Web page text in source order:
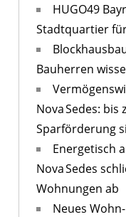
HUGO49
Stadtquartier
Bauherren
Nova Sedes: bis
Sparförderung
Energetisch
Nova Sedes
Wohnungen ab
Neues